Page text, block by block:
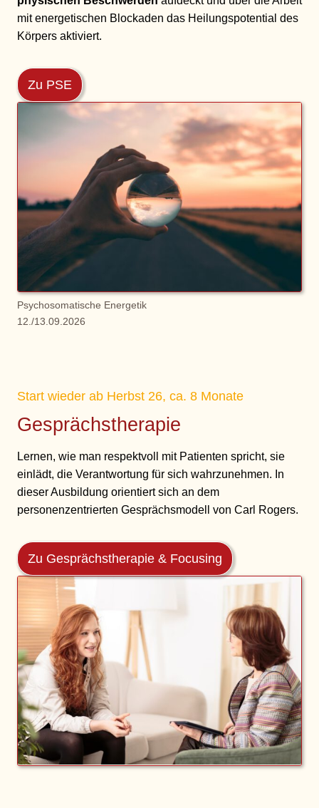
mit energetischen Blockaden das Heilungspotential des
Körpers aktiviert.
Zu PSE
Psychosomatische Energetik
12./13.09.2026
Start wieder ab Herbst 26, ca. 8 Monate
Gesprächstherapie
Lernen, wie man respektvoll mit Patienten spricht, sie
einlädt, die Verantwortung für sich wahrzunehmen. In
dieser Ausbildung orientiert sich an dem
personenzentrierten Gesprächsmodell von Carl Rogers.
Zu Gesprächstherapie & Focusing